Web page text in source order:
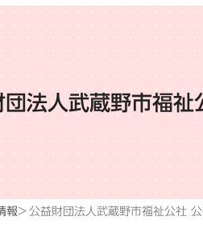
団法人武蔵野市福
報 公益財団法人武蔵野市福祉公社